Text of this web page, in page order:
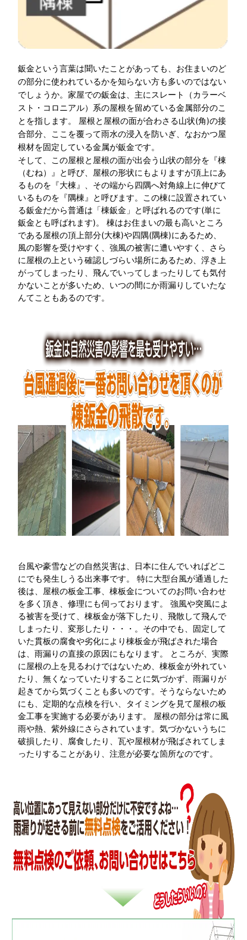
鈑金という言葉は聞いたことがあっても、お住まいのど
の部分に使われているかを知らない方も多いのではない
でしょうか。家屋での鈑金は、主にスレート（カラーベ
スト・コロニアル）系の屋根を留めている金属部分のこ
とを指します。 屋根と屋根の面が合わさる山状(角)の接
合部分、ここを覆って雨水の浸入を防いぎ、なおかつ屋
根材を固定している金属が鈑金です。
そして、この屋根と屋根の面が出会う山状の部分を『棟
（むね）』と呼び、屋根の形状にもよりますが頂上にあ
るものを『大棟』、その端から四隅へ対角線上に伸びて
いるものを『隅棟』と呼びます。この棟に設置されてい
る鈑金だから普通は「棟鈑金」と呼ばれるのです(単に
鈑金とも呼ばれます)。 棟はお住まいの最も高いところ
である屋根の頂上部分(大棟)や四隅(隅棟)にあるため、
風の影響を受けやすく、強風の被害に遭いやすく、さら
に屋根の上という確認しづらい場所にあるため、浮き上
がってしまったり、飛んでいってしまったりしても気付
かないことが多いため、いつの間にか雨漏りしていたな
んてこともあるのです。
台風や豪雪などの自然災害は、日本に住んでいればどこ
にでも発生しうる出来事です。 特に大型台風が通過した
後は、屋根の板金工事、棟板金についてのお問い合わせ
を多く頂き、修理にも伺っております。 強風や突風によ
る被害を受けて、棟板金が落下したり、飛散して飛んで
しまったり、変形したり・・・。その中でも、固定して
いた貫板の腐食や劣化により棟板金が飛ばされた場合
は、雨漏りの直接の原因にもなります。 ところが、実際
に屋根の上を見るわけではないため、棟板金が外れてい
たり、無くなっていたりすることに気づかず、雨漏りが
起きてから気づくことも多いのです。そうならないため
にも、定期的な点検を行い、タイミングを見て屋根の板
金工事を実施する必要があります。 屋根の部分は常に風
雨や熱、紫外線にさらされています。気づかないうちに
破損したり、腐食したり、瓦や屋根材が飛ばされてしま
ったりすることがあり、注意が必要な箇所なのです。